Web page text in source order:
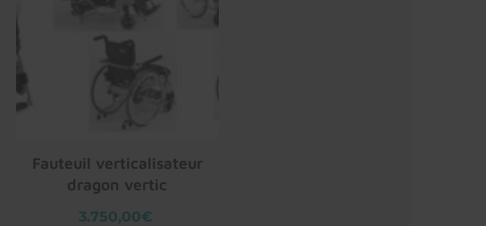
Fauteuil verticalisateur
dragon vertic
3.750,00€